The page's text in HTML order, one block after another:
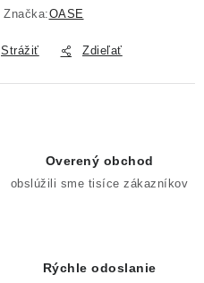
Značka:OASE
Strážiť Zdieľať
Overený obchod
obslúžili sme tisíce zákazníkov
Rýchle odoslanie